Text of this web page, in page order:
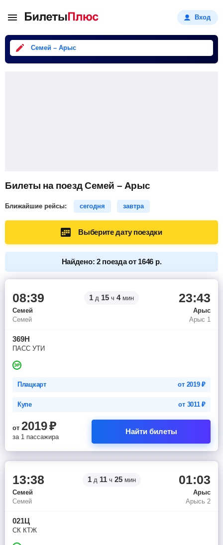
Вход
Семей – Арыс
Билеты на поезд Семей – Арыс
Ближайшие рейсы: сегодня завтра
Выберите дату поездки
Найдено: 2 поезда от 1646 р.
08:39 1 д 15 ч 4мин 23:43
Семей
Арыс
Семей
Арыс 1
369Н
ПАСС УТИ
Плацкарт от 2019₽
Купе от 3011₽
от 2019₽
за 1 пассажира
Найти билеты
13:38 1д 11ч 25мин 01:03
Семей
Арыс
Семей
Арысь 2
021Ц
СК КТЖ